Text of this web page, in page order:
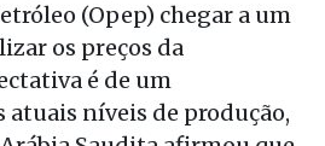
(Opep) chegar a um
os preços da
é de um
níveis de produção,